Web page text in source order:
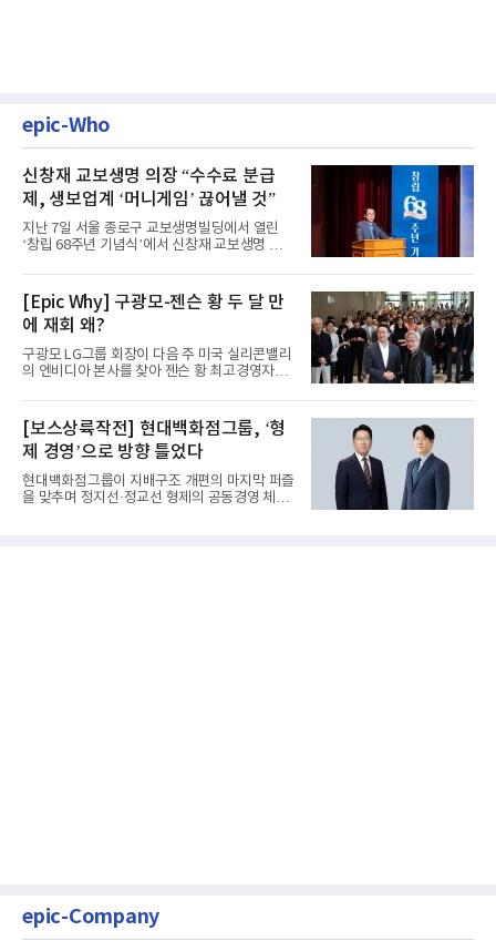
epic-Who
신창재 교보생명 의장 “수수료 분급
제, 생보업계 ‘머니게임’ 끊어낼 것”
지난 7일 서울 종로구 교보생명빌딩에서 열린
‘창립 68주년 기념식’에서 신창재 교보생명 대
[Epic Why] 구광모-젠슨 황 두 달 만
에 재회 왜?
구광모 LG그룹 회장이 다음 주 미국 실리콘밸리
의 엔비디아 본사를 찾아 젠슨 황 최고경영자
[보스상륙작전] 현대백화점그룹, ‘형
제 경영’으로 방향 틀었다
현대백화점그룹이 지배구조 개편의 마지막 퍼즐
을 맞추며 정지선·정교선 형제의 공동경영 체제
epic-Company